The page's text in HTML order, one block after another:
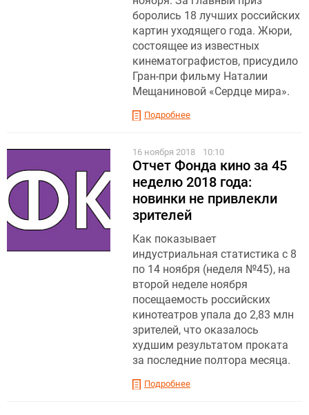
боролись 18 лучших российских
картин уходящего года. Жюри,
состоящее из известных
кинематографистов, присудило
Гран-при фильму Наталии
Мещаниновой «Сердце мира».
Подробнее
16 ноября 2018 10:10
Отчет Фонда кино за 45
неделю 2018 года:
новинки не привлекли
зрителей
Как показывает
индустриальная статистика с 8
по 14 ноября (неделя №45), на
второй неделе ноября
посещаемость российских
кинотеатров упала до 2,83 млн
зрителей, что оказалось
худшим результатом проката
за последние полтора месяца.
Подробнее